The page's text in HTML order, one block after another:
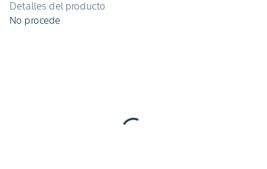
Detalles del producto
No procede